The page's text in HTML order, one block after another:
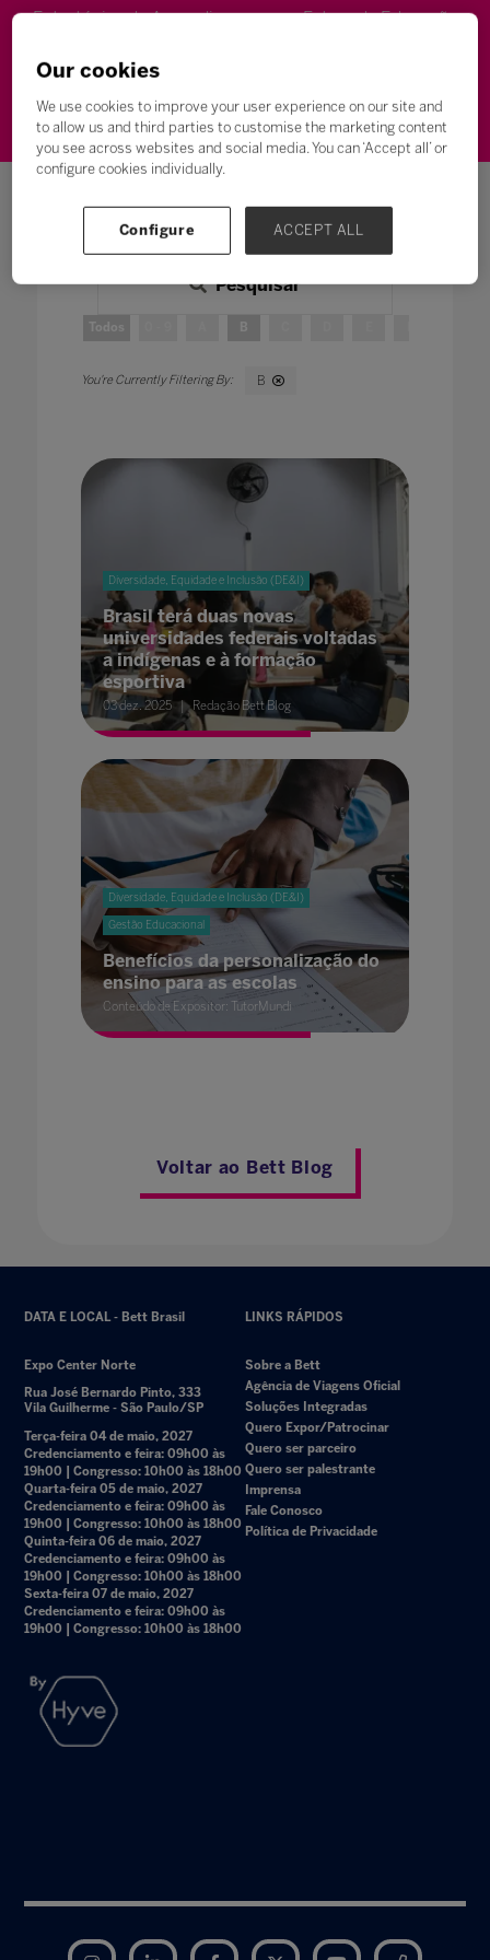
Estratégias de Aprendizagem Futuro da Educação
Gestão Educacional
Metodologias de Ensino
Pesquisar
Todos B
B
Diversidade, Equidade e Inclusão (DE&I)
Brasil terá duas novas
universidades federais voltadas
a indígenas e à formação
esportiva
03 dez. 2025 Redação Bett Blog
Diversidade, Equidade e Inclusão (DE&I)
Gestão Educacional
Benefícios da personalização do
ensino para as escolas
Conteúdo de Expositor: TutorMundi
Voltar ao Bett Blog
DATA E LOCAL - Bett Brasil
Expo Center Norte
Rua José Bernardo Pinto, 333
Vila Guilherme - São Paulo/SP
Terça-feira 04 de maio, 2027
Credenciamento e feira: 09h00 às
19h00 | Congresso: 10h00 às 18h00
Quarta-feira 05 de maio, 2027
Credenciamento e feira: 09h00 às
19h00 | Congresso: 10h00 às 18h00
Quinta-feira 06 de maio, 2027
Credenciamento e feira: 09h00 às
19h00 | Congresso: 10h00 às 18h00
Sexta-feira 07 de maio, 2027
Credenciamento e feira: 09h00 às
19h00 | Congresso: 10h00 às 18h00
LINKS RÁPIDOS
Sobre a Bett
Agência de Viagens Oficial
Soluções Integradas
Quero Expor/Patrocinar
Quero ser parceiro
Quero ser palestrante
Imprensa
Fale Conosco
Política de Privacidade
Our cookies
We use cookies to improve your user experience on our site and
to allow us and third parties to customise the marketing content
you see across websites and social media. You can ‘Accept all’ or
configure cookies individually.
Configure ACCEPT ALL